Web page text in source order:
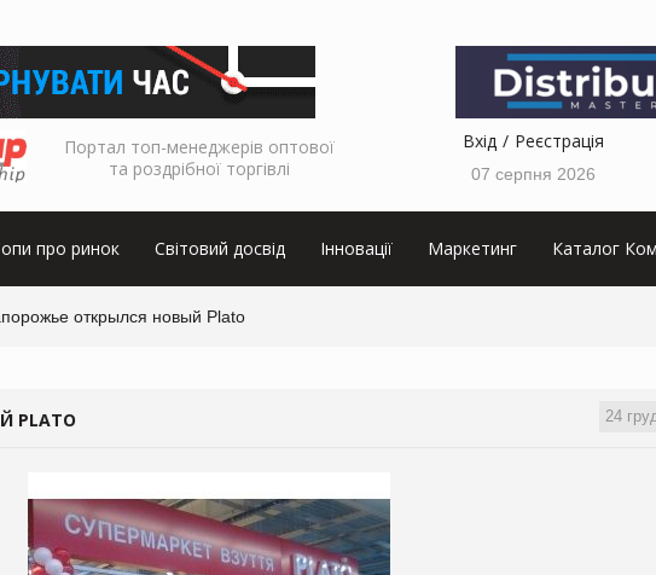
Портал топ-менеджерів оптової
та роздрібної торгівлі
Вхід Реєстрація
07 серпня 2026
про ринок Світовий досвід Інновації Маркетинг Каталог
открылся новый Plato
24
PLATO